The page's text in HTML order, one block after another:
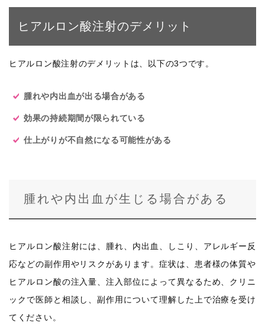
ヒアルロン酸注射のデメリット
ヒアルロン酸注射のデメリットは、以下の3つです。
腫れや内出血が出る場合がある
効果の持続期間が限られている
仕上がりが不自然になる可能性がある
腫れや内出血が生じる場合がある
ヒアルロン酸注射には、腫れ、内出血、しこり、アレルギー反
応などの副作用やリスクがあります。症状は、患者様の体質や
ヒアルロン酸の注入量、注入部位によって異なるため、クリニ
ックで医師と相談し、副作用について理解した上で治療を受け
てください。